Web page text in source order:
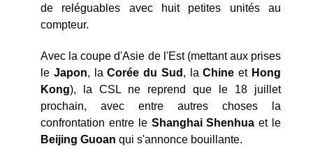
de reléguables avec huit petites unités au
compteur.
Avec la coupe d'Asie de l'Est (mettant aux prises
le Japon, laCorée du Sud , laChine et Hong
Kong), la CSL ne reprend que le 18 juillet
prochain, avec entre autres choses la
confrontation entre le Shanghai Shenhua et le
Beijing Guoan qui s'annonce bouillante.